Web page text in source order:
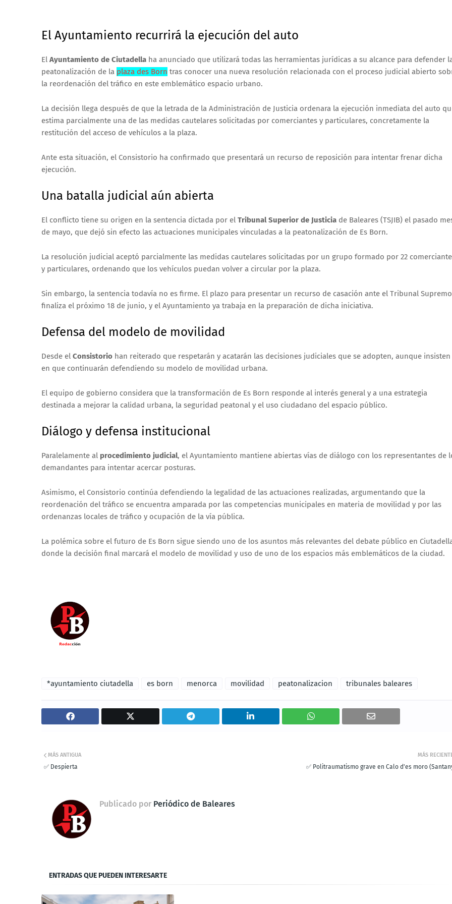
El Ayuntamiento recurrirá la ejecución del auto
El Ayuntamiento de Ciutadella ha anunciado que utilizará todas las herramientas jurídicas a su alcance para defender
peatonalización de la plaza des Born tras conocer una nueva resolución relacionada con el proceso judicial abierto
la reordenación del tráfico en este emblemático espacio urbano.
La decisión llega después de que la letrada de la Administración de Justicia ordenara la ejecución inmediata del auto
estima parcialmente una de las medidas cautelares solicitadas por comerciantes y particulares, concretamente la
restitución del acceso de vehículos a la plaza.
Ante esta situación, el Consistorio ha confirmado que presentará un recurso de reposición para intentar frenar dicha
ejecución.
Una batalla judicial aún abierta
El conflicto tiene su origen en la sentencia dictada por el Tribunal Superior de Justicia de Baleares (TSJIB) el pasado
de mayo, que dejó sin efecto las actuaciones municipales vinculadas a la peatonalización de Es Born.
La resolución judicial aceptó parcialmente las medidas cautelares solicitadas por un grupo formado por 22
y particulares, ordenando que los vehículos puedan volver a circular por la plaza.
Sin embargo, la sentencia todavía no es firme. El plazo para presentar un recurso de casación ante el Tribunal Supremo
finaliza el próximo 18 de junio, y el Ayuntamiento ya trabaja en la preparación de dicha iniciativa.
Defensa del modelo de movilidad
Desde el Consistorio han reiterado que respetarán y acatarán las decisiones judiciales que se adopten, aunque insisten
en que continuarán defendiendo su modelo de movilidad urbana.
El equipo de gobierno considera que la transformación de Es Born responde al interés general y a una estrategia
destinada a mejorar la calidad urbana, la seguridad peatonal y el uso ciudadano del espacio público.
Diálogo y defensa institucional
Paralelamente al procedimiento judicial, el Ayuntamiento mantiene abiertas vías de diálogo con los representantes de
demandantes para intentar acercar posturas.
Asimismo, el Consistorio continúa defendiendo la legalidad de las actuaciones realizadas, argumentando que la
reordenación del tráfico se encuentra amparada por las competencias municipales en materia de movilidad y por las
ordenanzas locales de tráfico y ocupación de la vía pública.
La polémica sobre el futuro de Es Born sigue siendo uno de los asuntos más relevantes del debate público en
donde la decisión final marcará el modelo de movilidad y uso de uno de los espacios más emblemáticos de la ciudad.
*ayuntamiento ciutadella es born menorca movilidad peatonalizacion tribunales baleares
MÁS
✅ Politraumatismo grave en Calo d'es moro
MÁS ANTIGUA
✅ Despierta
Publicado por Periódico de Baleares
ENTRADAS QUE PUEDEN INTERESARTE